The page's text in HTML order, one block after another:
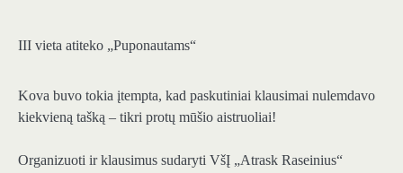
III vieta atiteko „Puponautams“
Kova buvo tokia įtempta, kad paskutiniai klausimai nulemdavo
kiekvieną tašką – tikri protų mūšio aistruoliai!
Organizuoti ir klausimus sudaryti VšĮ „Atrask Raseinius“